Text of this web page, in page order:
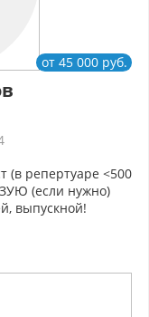
от 45 000 руб.
(в репертуаре <500
(если нужно)
выпускной!